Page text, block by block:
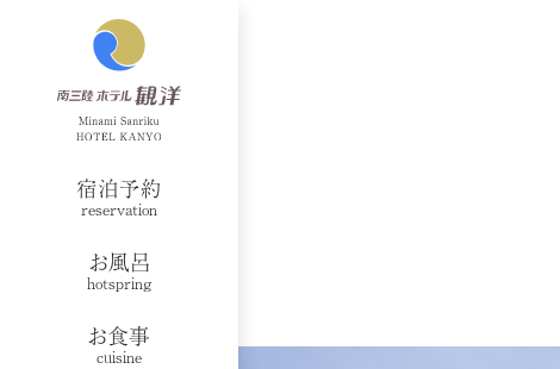
宿泊予約
reservation
お風呂
hotspring
お食事
cuisine